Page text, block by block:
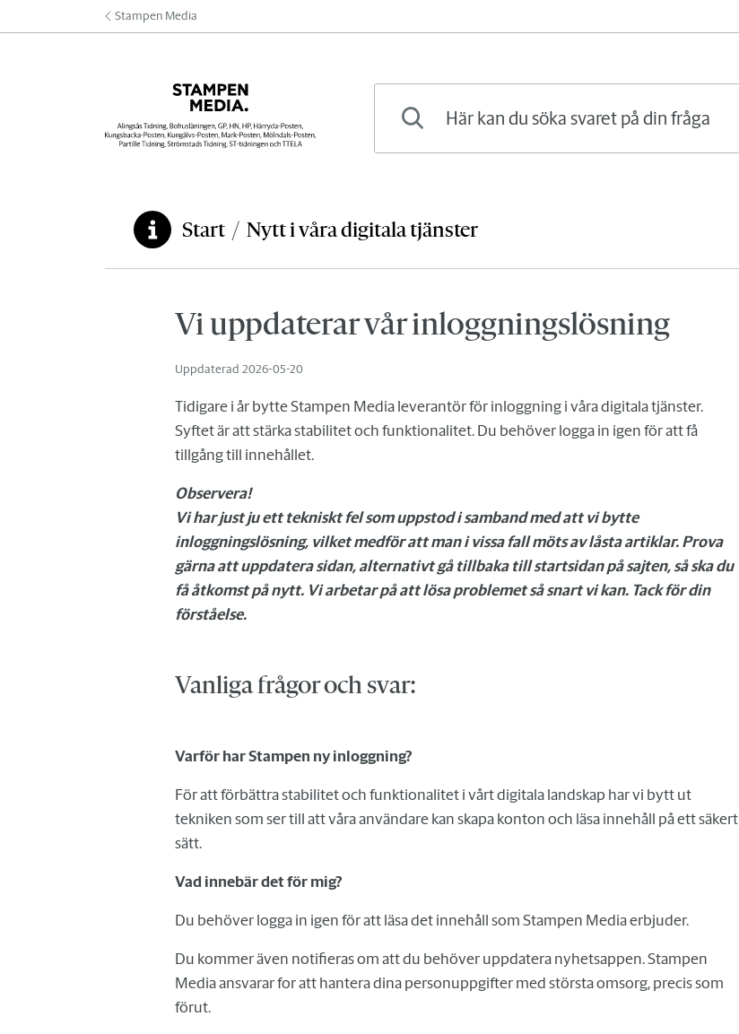
Stampen Media
Du är här:Start / Nytt i våra digitala tjänster
Vi uppdaterar vår inloggningslösning
Uppdaterad 2026-05-20
Tidigare i år bytte Stampen Media leverantör för inloggning i våra digitala tjänster.
Syftet är att stärka stabilitet och funktionalitet. Du behöver logga in igen för att få
tillgång till innehållet.
Observera!
Vi har just ju ett tekniskt fel som uppstod i samband med att vi bytte
inloggningslösning, vilket medför att man i vissa fall möts av låsta artiklar. Prova
gärna att uppdatera sidan, alternativt gå tillbaka till startsidan på sajten, så ska du
få åtkomst på nytt. Vi arbetar på att lösa problemet så snart vi kan. Tack för din
förståelse.
Vanliga frågor och svar:
Varför har Stampen ny inloggning?
För att förbättra stabilitet och funktionalitet i vårt digitala landskap har vi bytt ut
tekniken som ser till att våra användare kan skapa konton och läsa innehåll på ett säkert
sätt.
Vad innebär det för mig?
Du behöver logga in igen för att läsa det innehåll som Stampen Media erbjuder.
Du kommer även notifieras om att du behöver uppdatera nyhetsappen. Stampen
Media ansvarar for att hantera dina personuppgifter med största omsorg, precis som
förut.